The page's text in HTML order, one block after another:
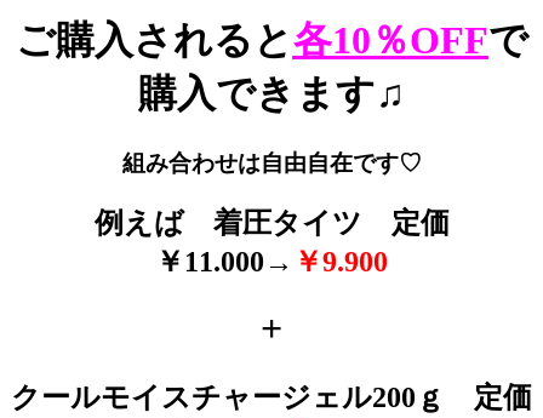
ご購入されると各10％OFFで
購入できます♫
組み合わせは自由自在です♡
例えば 着圧タイツ 定価
￥11.000→ ￥9.900
+
クールモイスチャージェル200ｇ 定価